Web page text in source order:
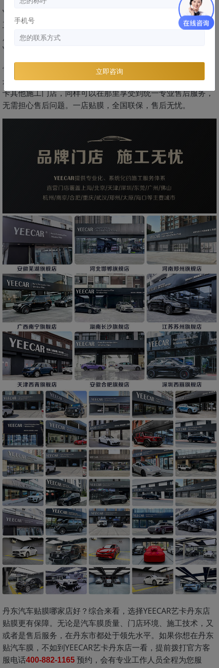
YEECAR艺卡在全国范围内已拥有60余家直营门店和3000+施
工授权门店，遍布全国各地，而且所有门店均采用统一服务售
后系统。在质保期内，如果遇到汽车膜问题，都可直接联系
YEECAR艺卡专属客服安排进店维修。
也就是说，如果您在丹东贴汽车膜，并且选择了YEECAR艺卡
丹东店，贴完膜后即使后期有事去了其他城市也可就近找到艺
卡其他施工门店，同样可以在那里享受到统一专业售后服务，
无需担心售后问题。一店贴膜，全国联保，售后无忧。
丹东汽车贴膜哪家店好？综合来看，选择YEECAR艺卡丹东店
贴膜更有保障。无论是汽车膜质量、门店环境、施工技术，又
或者是售后服务，在丹东市都处于领先水平。如果你想在丹东
贴汽车膜，不如到YEECAR艺卡丹东店一看，提前拨打官方客
服电话400-882-1165 预约，会有专业工作人员全程为您服
手机号
立即咨询